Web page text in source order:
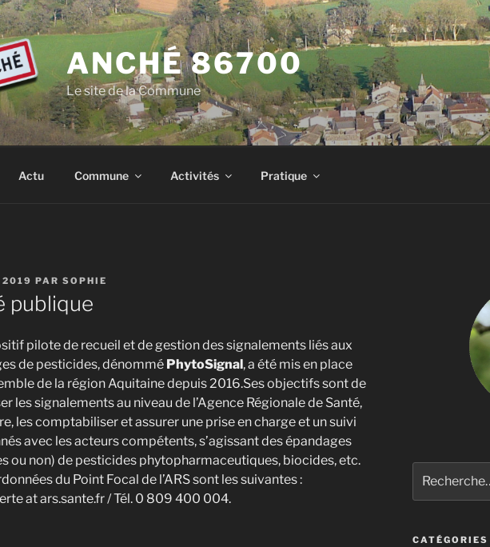
ANCHÉ 86700
Le site de la Commune
Actu Commune Activités Pratique
2019 PAR SOPHIE
publique
pilote de recueil et de gestion des signalements liés aux
de pesticides, dénommé PhytoSignal, a été mis en place
de la région Aquitaine depuis 2016.Ses objectifs sont de
les signalements au niveau de l’Agence Régionale de Santé,
les comptabiliser et assurer une prise en charge et un suivi
avec les acteurs compétents, s’agissant des épandages
ou non) de pesticides phytopharmaceutiques, biocides, etc.
du Point Focal de l’ARS sont les suivantes :
at ars.sante.fr / Tél. 0 809 400 004.
pour
:
CATÉGORIES